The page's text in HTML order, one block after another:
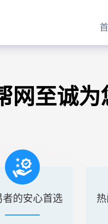
网至诚
者的安心首选